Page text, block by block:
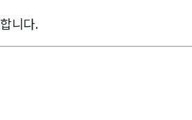
니다.